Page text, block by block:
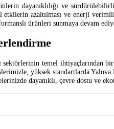
dayanıklılığı ve
etkilerin azaltılması ve enerji
ürünleri sunmaya devam
temel ihtiyaçlarından
yüksek standartlarda
dayanıklı, çevre dostu ve